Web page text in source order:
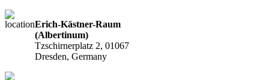
Erich-Kästner-Raum
(Albertinum)
Tzschirnerplatz 2, 01067
Dresden, Germany